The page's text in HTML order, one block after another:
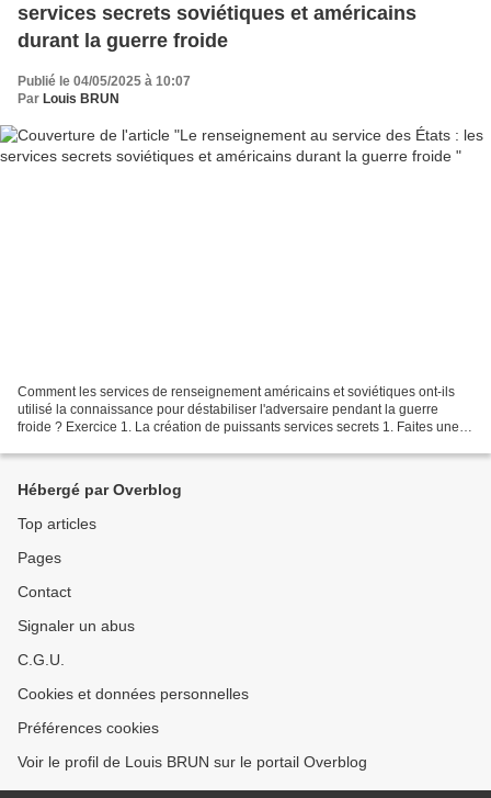
services secrets soviétiques et américains
durant la guerre froide
Publié le 04/05/2025 à 10:07
Par Louis BRUN
Comment les services de renseignement américains et soviétiques ont-ils
utilisé la connaissance pour déstabiliser l'adversaire pendant la guerre
froide ? Exercice 1. La création de puissants services secrets 1. Faites une
Hébergé par Overblog
Top articles
Pages
Contact
Signaler un abus
C.G.U.
Cookies et données personnelles
Préférences cookies
Voir le profil de Louis BRUN sur le portail Overblog